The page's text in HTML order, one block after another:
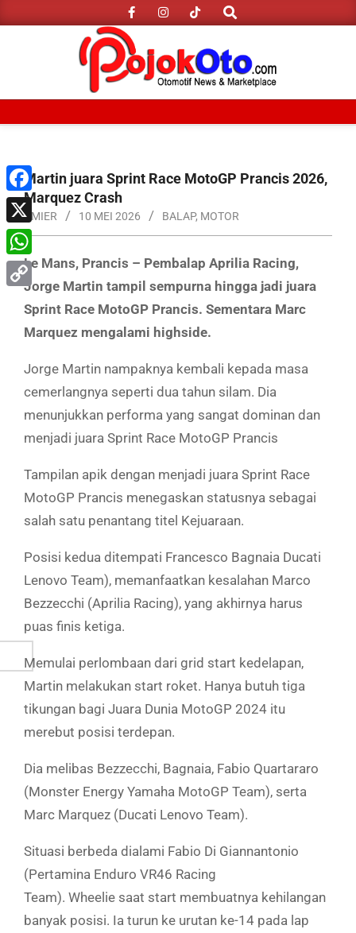
to
Search
MenuMartin juara Sprint Race MotoGP Prancis 2026,
Marquez Crash
AMIER 10 MEI 2026 BALAP, MOTOR
Le Mans, Prancis – Pembalap Aprilia Racing,
Jorge Martin tampil sempurna hingga jadi juara
Sprint Race MotoGP Prancis. Sementara Marc
Marquez mengalami highside.
Jorge Martin nampaknya kembali kepada masa
cemerlangnya seperti dua tahun silam. Dia
menunjukkan performa yang sangat dominan dan
menjadi juara Sprint Race MotoGP Prancis
Tampilan apik dengan menjadi juara Sprint Race
MotoGP Prancis menegaskan statusnya sebagai
salah satu penantang titel Kejuaraan.
Posisi kedua ditempati Francesco Bagnaia Ducati
Lenovo Team), memanfaatkan kesalahan Marco
Bezzecchi (Aprilia Racing), yang akhirnya harus
puas finis ketiga.
Memulai perlombaan dari grid start kedelapan,
Martin melakukan start roket. Hanya butuh tiga
tikungan bagi Juara Dunia MotoGP 2024 itu
merebut posisi terdepan.
Dia melibas Bezzecchi, Bagnaia, Fabio Quartararo
(Monster Energy Yamaha MotoGP Team), serta
Marc Marquez (Ducati Lenovo Team).
Situasi berbeda dialami Fabio Di Giannantonio
(Pertamina Enduro VR46 Racing
Team). Wheelie saat start membuatnya kehilangan
banyak posisi. Ia turun ke urutan ke-14 pada lap
Facebook
X
WhatsApp
Link